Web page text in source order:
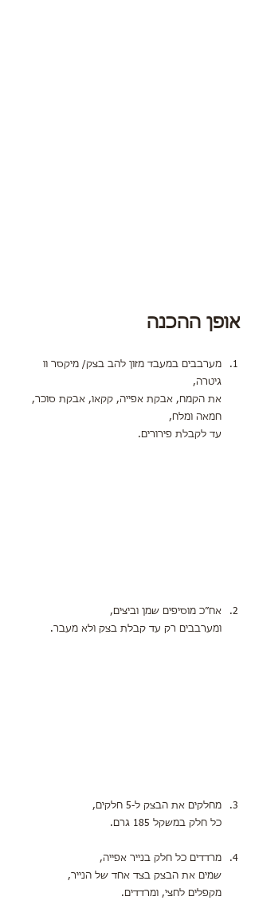
אופן ההכנה
מערבבים במעבד מזון להב בצק/ מיקסר וו
גיטרה,
את הקמח, אבקת אפייה, קקאו, אבקת סוכר,
חמאה ומלח,
עד לקבלת פירורים.
אח״כ מוסיפים שמן וביצים,
ומערבבים רק עד קבלת בצק ולא מעבר.
מחלקים את הבצק ל-5 חלקים,
כל חלק במשקל 185 גרם.
מרדדים כל חלק בנייר אפייה,
שמים את הבצק בצד אחד של הנייר,
מקפלים לחצי, ומרדדים.